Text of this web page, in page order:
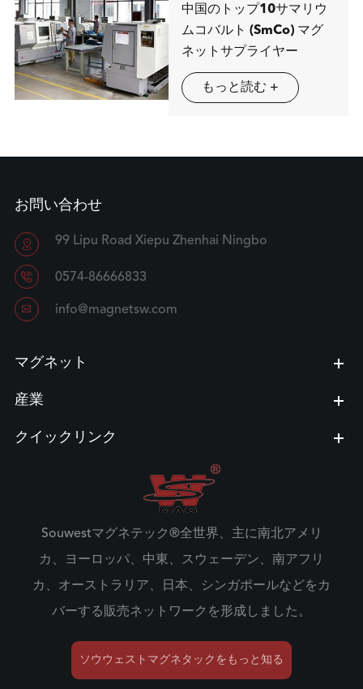
中国のトップ10サマリウ
ムコバルト (SmCo) マグ
ネットサプライヤー
もっと読む +
お問い合わせ
 99 Lipu Road Xiepu Zhenhai Ningbo
 0574-86666833
 info@magnetsw.com
マグネット
産業
クイックリンク
Souwestマグネテック®全世界、主に南北アメリ
カ、ヨーロッパ、中東、スウェーデン、南アフリ
カ、オーストラリア、日本、シンガポールなどをカ
バーする販売ネットワークを形成しました。
ソウウェストマグネタックをもっと知る